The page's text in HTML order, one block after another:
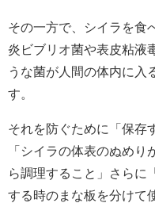
その一方で、シイラを食
炎ビブリオ菌や表皮粘液
うな菌が人間の体内に入
す。
それを防ぐために「保存
「シイラの体表のぬめ
ら調理すること」さらに
する時のまな板を分けて